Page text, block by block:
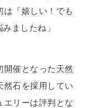
『嬉しい！でも
ましたね」
開催となった天然
然石を採用してい
エリーは評判とな